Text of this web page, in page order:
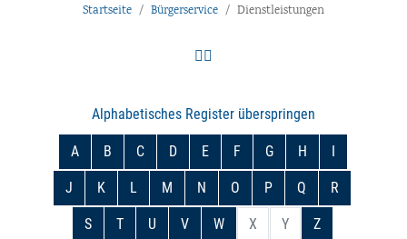
Startseite Bürgerservice Dienstleistungen
Alphabetisches Register überspringen
A B C D E F G H I
J K L M N O P Q R
S T U V W X Y Z